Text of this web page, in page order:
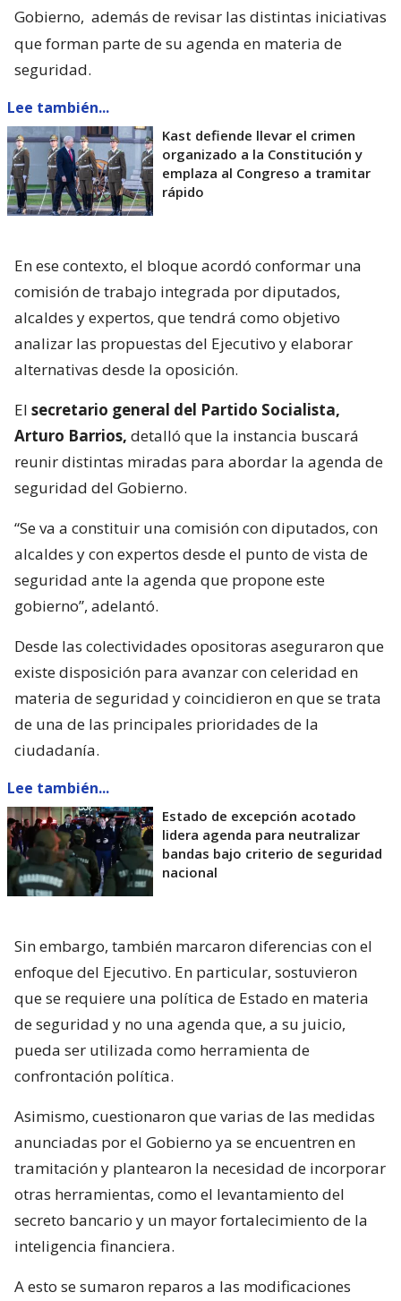
Gobierno, además de revisar las distintas iniciativas
que forman parte de su agenda en materia de
seguridad.
Lee también...
Kast defiende llevar el crimen
organizado a la Constitución y
emplaza al Congreso a tramitar
rápido
En ese contexto, el bloque acordó conformar una
comisión de trabajo integrada por diputados,
alcaldes y expertos, que tendrá como objetivo
analizar las propuestas del Ejecutivo y elaborar
alternativas desde la oposición.
El secretario general del Partido Socialista,
Arturo Barrios, detalló que la instancia buscará
reunir distintas miradas para abordar la agenda de
seguridad del Gobierno.
“Se va a constituir una comisión con diputados, con
alcaldes y con expertos desde el punto de vista de
seguridad ante la agenda que propone este
gobierno”, adelantó.
Desde las colectividades opositoras aseguraron que
existe disposición para avanzar con celeridad en
materia de seguridad y coincidieron en que se trata
de una de las principales prioridades de la
ciudadanía.
Lee también...
Estado de excepción acotado
lidera agenda para neutralizar
bandas bajo criterio de seguridad
nacional
Sin embargo, también marcaron diferencias con el
enfoque del Ejecutivo. En particular, sostuvieron
que se requiere una política de Estado en materia
de seguridad y no una agenda que, a su juicio,
pueda ser utilizada como herramienta de
confrontación política.
Asimismo, cuestionaron que varias de las medidas
anunciadas por el Gobierno ya se encuentren en
tramitación y plantearon la necesidad de incorporar
otras herramientas, como el levantamiento del
secreto bancario y un mayor fortalecimiento de la
inteligencia financiera.
A esto se sumaron reparos a las modificaciones